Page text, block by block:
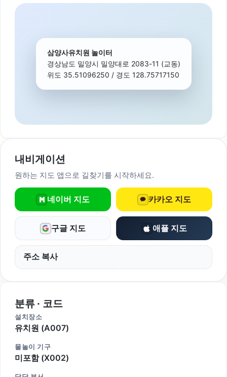
삼양사유치원 놀이터
경상남도 밀양시 밀양대로 2083-11 (교동)
위도 35.51096250 / 경도 128.75717150
내비게이션
원하는 지도 앱으로 길찾기를 시작하세요.
네이버 지도 카카오 지도
구글 지도 애플 지도
주소 복사
분류 · 코드
설치장소
유치원 (A007)
물놀이 기구
미포함 (X002)